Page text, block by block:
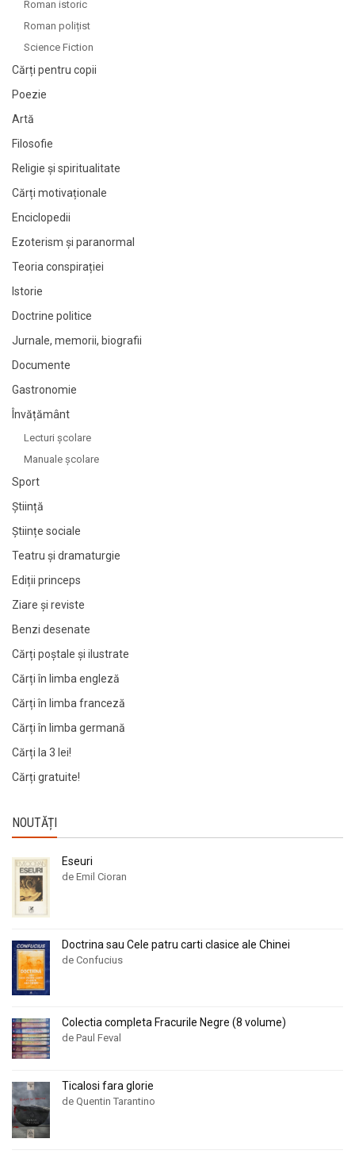
Roman istoric
Roman polițist
Science Fiction
Cărți pentru copii
Poezie
Artă
Filosofie
Religie și spiritualitate
Cărți motivaționale
Enciclopedii
Ezoterism și paranormal
Teoria conspirației
Istorie
Doctrine politice
Jurnale, memorii, biografii
Documente
Gastronomie
Învățământ
Lecturi şcolare
Manuale şcolare
Sport
Știință
Științe sociale
Teatru și dramaturgie
Ediții princeps
Ziare şi reviste
Benzi desenate
Cărți poștale și ilustrate
Cărți în limba engleză
Cărți în limba franceză
Cărți în limba germană
Cărți la 3 lei!
Cărți gratuite!
NOUTĂȚI
Eseuri
de Emil Cioran
Doctrina sau Cele patru carti clasice ale Chinei
de Confucius
Colectia completa Fracurile Negre (8 volume)
de Paul Feval
Ticalosi fara glorie
de Quentin Tarantino